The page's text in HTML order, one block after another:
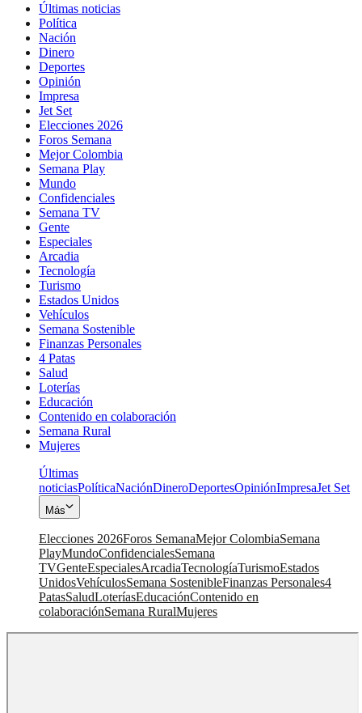
Últimas noticias
Política
Nación
Dinero
Deportes
Opinión
Impresa
Jet Set
Elecciones 2026
Foros Semana
Mejor Colombia
Semana Play
Mundo
Confidenciales
Semana TV
Gente
Especiales
Arcadia
Tecnología
Turismo
Estados Unidos
Vehículos
Semana Sostenible
Finanzas Personales
4 Patas
Salud
Loterías
Educación
Contenido en colaboración
Semana Rural
Mujeres
Últimas
noticiasPolíticaNaciónDineroDeportesOpiniónImpresaJet Set
Más
Elecciones 2026Foros SemanaMejor ColombiaSemana
PlayMundoConfidencialesSemana
TVGenteEspecialesArcadiaTecnologíaTurismoEstados
UnidosVehículosSemana SostenibleFinanzas Personales4
PatasSaludLoteríasEducaciónContenido en
colaboraciónSemana RuralMujeres